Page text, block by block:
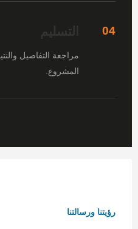
04 التسليم
مراجعة التفاصيل
المشروع.
رؤيتنا ورسالتنا